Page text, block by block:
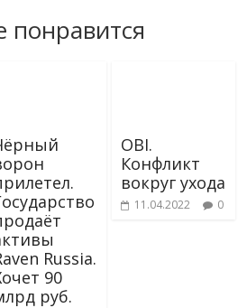
понравится
Russia.
90
руб.
OBI.
Конфликт
вокруг ухода
11.04.2022 0